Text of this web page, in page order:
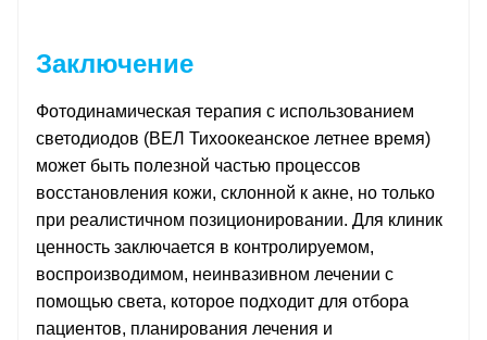
Заключение
Фотодинамическая терапия с использованием
светодиодов (ВЕЛ Тихоокеанское летнее время)
может быть полезной частью процессов
восстановления кожи, склонной к акне, но только
при реалистичном позиционировании. Для клиник
ценность заключается в контролируемом,
воспроизводимом, неинвазивном лечении с
помощью света, которое подходит для отбора
пациентов, планирования лечения и